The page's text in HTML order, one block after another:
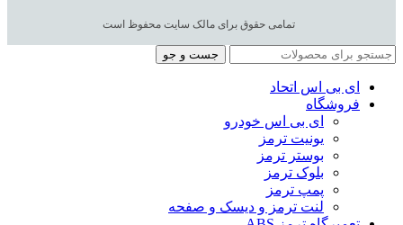
تمامی حقوق برای مالک سایت محفوظ است
جست و جو
ای بی اس اتحاد
فروشگاه
ای بی اس خودرو
یونیت ترمز
بوستر ترمز
بلوک ترمز
پمپ ترمز
لنت ترمز و دیسک و صفحه